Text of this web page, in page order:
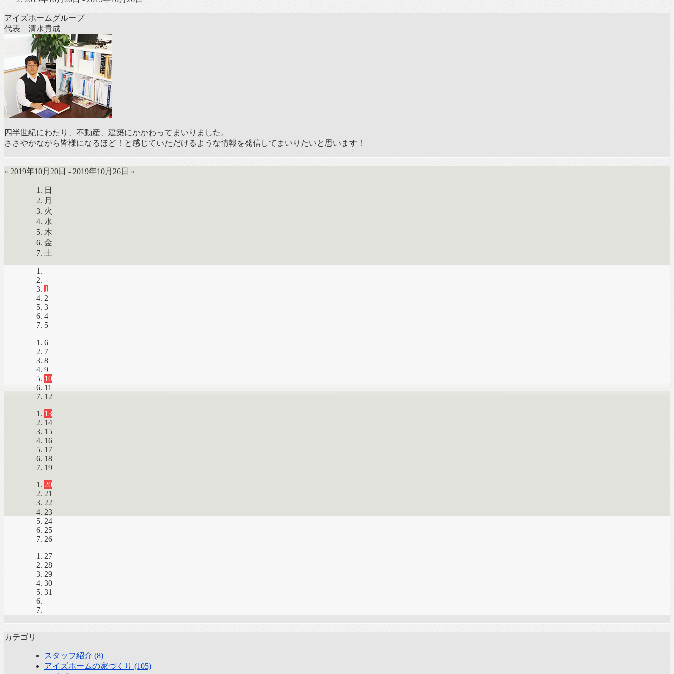
アイズホームグループ
代表 清水貴成
四半世紀にわたり、不動産、建築にかかわってまいりました。
ささやかながら皆様になるほど！と感じていただけるような情報を発信してまいりたいと思います！
« 2019年10月20日 - 2019年10月26日 »
日
月
火
水
木
金
土
1
2
3
4
5
6
7
8
9
10
11
12
13
14
15
16
17
18
19
20
21
22
23
24
25
26
27
28
29
30
31
カテゴリ
スタッフ紹介 (8)
アイズホームの家づくり (105)